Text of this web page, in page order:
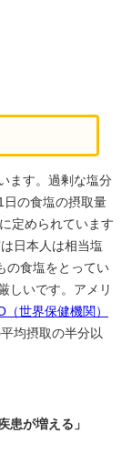
ます。過剰な塩分
日の食塩の摂取量
定められています
日本人は相当塩
の食塩をとってい
しいです。アメリ
（世界保健機関）
均摂取の半分以
患が増える」